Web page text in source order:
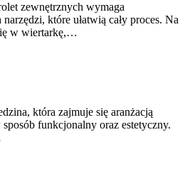
zewnętrznych wymaga
które ułatwią cały proces. Na
w wiertarkę,…
która zajmuje się aranżacją
funkcjonalny oraz estetyczny.